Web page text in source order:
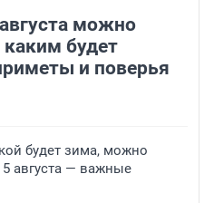
можно
будет
и поверья
будет зима, можно
5 августа — важные